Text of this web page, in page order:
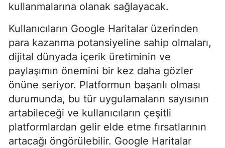
kullanmalarına olanak sağlayacak.
Kullanıcıların Google Haritalar üzerinden
para kazanma potansiyeline sahip olmaları,
dijital dünyada içerik üretiminin ve
paylaşımın önemini bir kez daha gözler
önüne seriyor. Platformun başarılı olması
durumunda, bu tür uygulamaların sayısının
artabileceği ve kullanıcıların çeşitli
platformlardan gelir elde etme fırsatlarının
artacağı öngörülebilir. Google Haritalar